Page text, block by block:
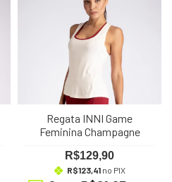
Regata INNI Game
Feminina Champagne
R$129,90
R$123,41no PIX